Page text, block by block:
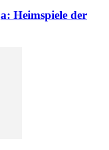
Heimspiele der